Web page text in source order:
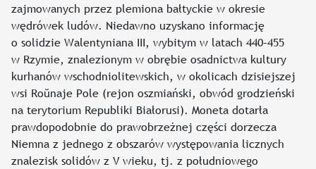
zajmowanych przez plemiona bałtyckie w okresie
wędrówek ludów. Niedawno uzyskano informację
o solidzie Walentyniana III, wybitym w latach 440–455
w Rzymie, znalezionym w obrębie osadnictwa kultury
kurhanów wschodniolitewskich, w okolicach dzisiejszej
wsi Roŭnaje Pole (rejon oszmiański, obwód grodzieński
na terytorium Republiki Białorusi). Moneta dotarła
prawdopodobnie do prawobrzeżnej części dorzecza
Niemna z jednego z obszarów występowania licznych
znalezisk solidów z V wieku, tj. z południowego